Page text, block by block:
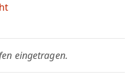
eingetragen.